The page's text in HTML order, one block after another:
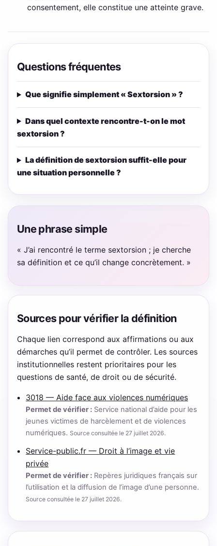
consentement, elle constitue une atteinte grave.
Questions fréquentes
Que signifie simplement « Sextorsion » ?
Dans quel contexte rencontre-t-on le mot
sextorsion ?
La définition de sextorsion suffit-elle pour
une situation personnelle ?
Une phrase simple
« J’ai rencontré le terme sextorsion ; je cherche
sa définition et ce qu’il change concrètement. »
Sources pour vérifier la définition
Chaque lien correspond aux affirmations ou aux
démarches qu’il permet de contrôler. Les sources
institutionnelles restent prioritaires pour les
questions de santé, de droit ou de sécurité.
3018 — Aide face aux violences numériques
Permet de vérifier : Service national d’aide pour les
jeunes victimes de harcèlement et de violences
numériques. Source consultée le 27 juillet 2026.
Service-public.fr — Droit à l’image et vie
privée
Permet de vérifier : Repères juridiques français sur
l’utilisation et la diffusion de l’image d’une personne.
Source consultée le 27 juillet 2026.